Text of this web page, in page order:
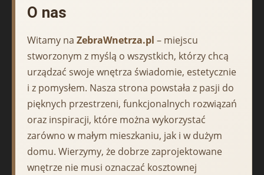
O nas
Witamy na ZebraWnetrza.pl – miejscu
stworzonym z myślą o wszystkich, którzy chcą
urządzać swoje wnętrza świadomie, estetycznie
i z pomysłem. Nasza strona powstała z pasji do
pięknych przestrzeni, funkcjonalnych rozwiązań
oraz inspiracji, które można wykorzystać
zarówno w małym mieszkaniu, jak i w dużym
domu. Wierzymy, że dobrze zaprojektowane
wnętrze nie musi oznaczać kosztownej